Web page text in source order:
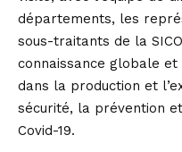
départements, les
sous-traitants de la
connaissance globale
dans la production et
sécurité, la prévention
Covid-19.